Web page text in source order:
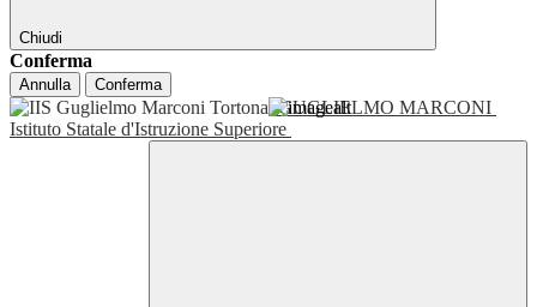
Chiudi
Conferma
Annulla Conferma
GUGLIELMO MARCONI
Istituto Statale d'Istruzione Superiore